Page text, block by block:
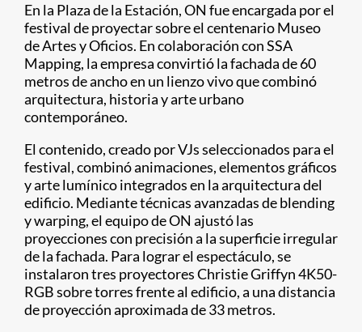
En la Plaza de la Estación, ON fue encargada por el
festival de proyectar sobre el centenario Museo
de Artes y Oficios. En colaboración con SSA
Mapping, la empresa convirtió la fachada de 60
metros de ancho en un lienzo vivo que combinó
arquitectura, historia y arte urbano
contemporáneo.
El contenido, creado por VJs seleccionados para el
festival, combinó animaciones, elementos gráficos
y arte lumínico integrados en la arquitectura del
edificio. Mediante técnicas avanzadas de blending
y warping, el equipo de ON ajustó las
proyecciones con precisión a la superficie irregular
de la fachada. Para lograr el espectáculo, se
instalaron tres proyectores Christie Griffyn 4K50-
RGB sobre torres frente al edificio, a una distancia
de proyección aproximada de 33 metros.